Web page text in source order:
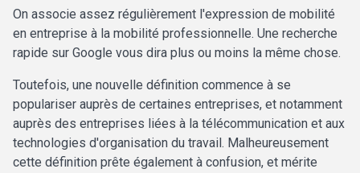
On associe assez régulièrement l'expression de mobilité
en entreprise à la mobilité professionnelle. Une recherche
rapide sur Google vous dira plus ou moins la même chose.
Toutefois, une nouvelle définition commence à se
populariser auprès de certaines entreprises, et notamment
auprès des entreprises liées à la télécommunication et aux
technologies d'organisation du travail. Malheureusement
cette définition prête également à confusion, et mérite